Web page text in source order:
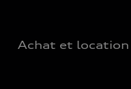
Achat et location